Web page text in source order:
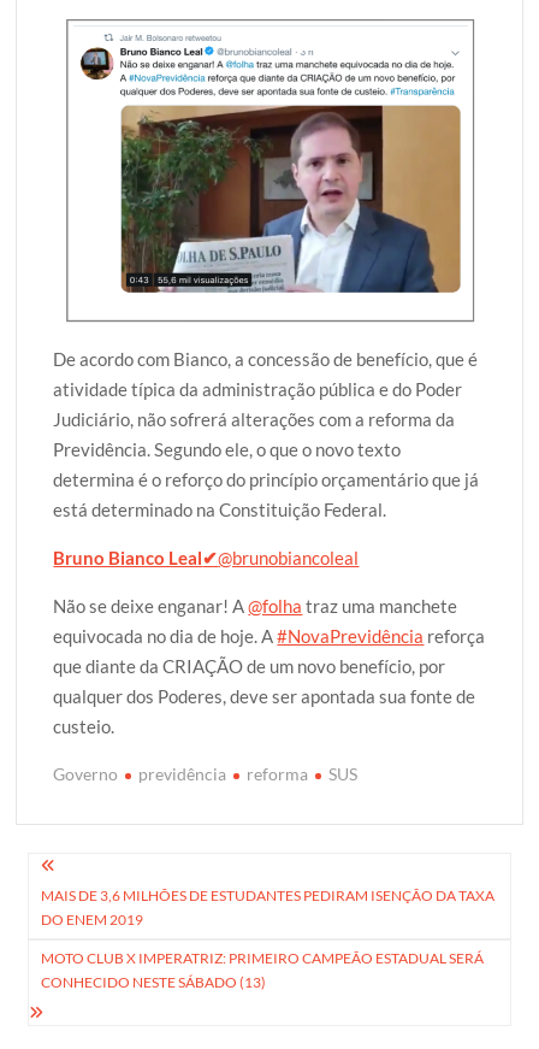
De acordo com Bianco, a concessão de benefício, que é
atividade típica da administração pública e do Poder
Judiciário, não sofrerá alterações com a reforma da
Previdência. Segundo ele, o que o novo texto
determina é o reforço do princípio orçamentário que já
está determinado na Constituição Federal.
Bruno Bianco Leal✔@brunobiancoleal
Não se deixe enganar! A@folha traz uma manchete
equivocada no dia de hoje. A#NovaPrevidência reforça
que diante da CRIAÇÃO de um novo benefício, por
qualquer dos Poderes, deve ser apontada sua fonte de
custeio.
Governo previdência reforma SUS
Navegação
de
Post
MAIS DE 3,6 MILHÕES DE ESTUDANTES PEDIRAM ISENÇÃO DA TAXA
DO ENEM 2019
MOTO CLUB X IMPERATRIZ: PRIMEIRO CAMPEÃO ESTADUAL SERÁ
CONHECIDO NESTE SÁBADO (13)